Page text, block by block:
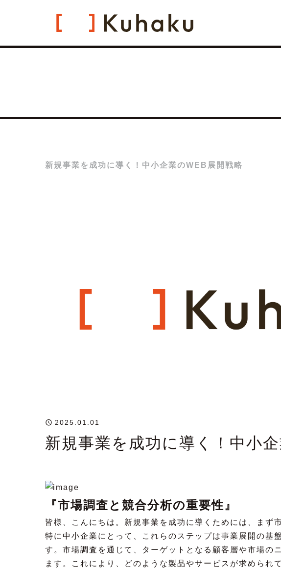
新規事業を成功に導く！中小企業のWEB展開戦略
2025.01.01
新規事業を成功に導く！中小
『市場調査と競合分析の重要性』
皆様、こんにちは。新規事業を成功に導くためには、まず
特に中小企業にとって、これらのステップは事業展開の基
す。市場調査を通じて、ターゲットとなる顧客層や市場の
ます。これにより、どのような製品やサービスが求められ